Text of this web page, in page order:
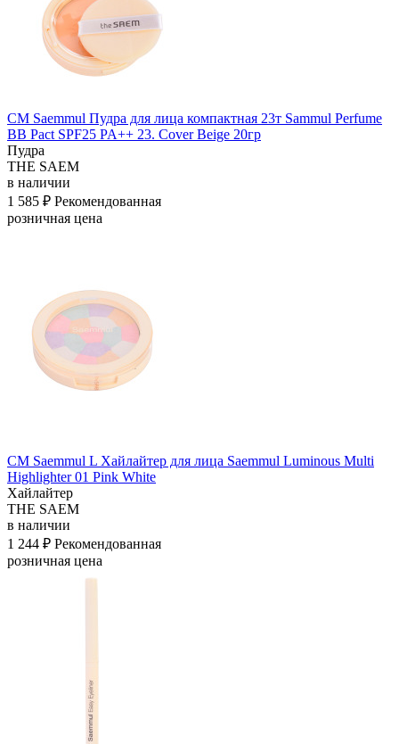
СМ Saemmul Пудра для лица компактная 23т Sammul Perfume
BB Pact SPF25 PA++ 23. Cover Beige 20гр
Пудра
THE SAEM
в наличии
1 585 ₽ Рекомендованная
розничная цена
СМ Saemmul L Хайлайтер для лица Saemmul Luminous Multi
Highlighter 01 Pink White
Хайлайтер
THE SAEM
в наличии
1 244 ₽ Рекомендованная
розничная цена